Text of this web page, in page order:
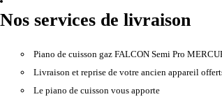
Nos services de livraison
Piano de cuisson gaz FALCON Semi Pro
Livraison et reprise de votre ancien appareil
Le piano de cuisson vous apporte